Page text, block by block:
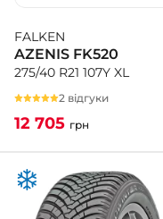
FALKEN
AZENIS FK520
275/40 R21 107Y XL
2 відгуки
12 705 грн